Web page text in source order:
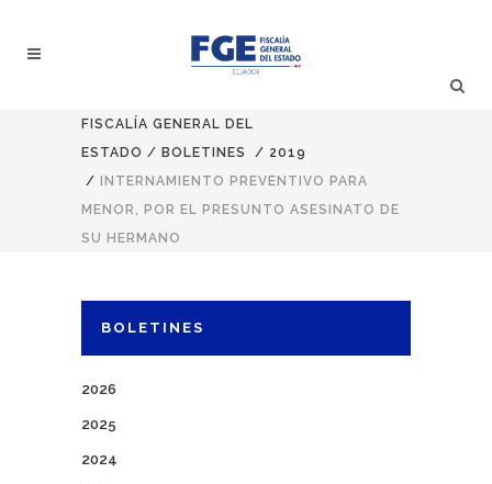
FISCALÍA GENERAL DEL
ESTADO / BOLETINES / 2019
/
INTERNAMIENTO PREVENTIVO PARA
MENOR, POR EL PRESUNTO ASESINATO DE
SU HERMANO
BOLETINES
2026
2025
2024